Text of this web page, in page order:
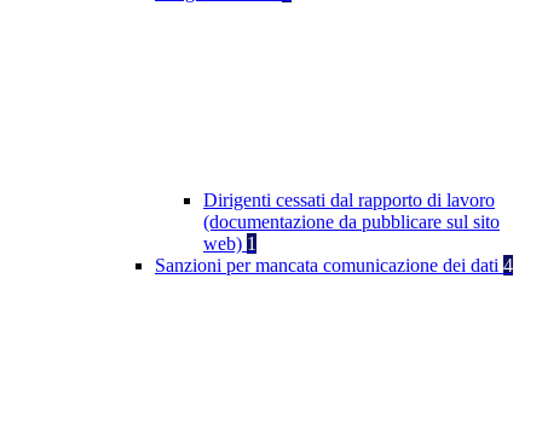
Dirigenti cessati dal rapporto di lavoro
(documentazione da pubblicare sul sito
web) 1
Sanzioni per mancata comunicazione dei dati 4